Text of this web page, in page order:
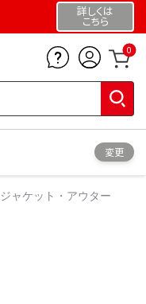
詳しくは
こちら
0
変更
ジャケット・アウター